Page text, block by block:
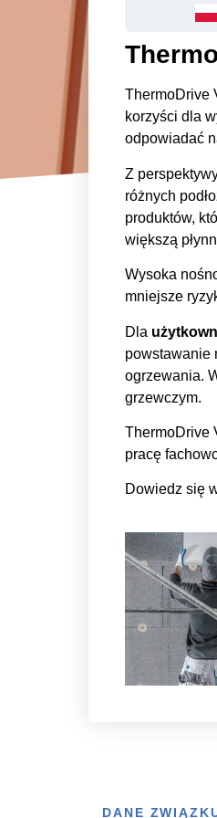
ThermoDrive
korzyści dla
odpowiadać
Z
różnych
produktów,
większą
Wysoka
mniejsze
Dla
powstawanie
ogrzewania.
grzewczym.
ThermoDrive
pracę
Dowiedz się
DANE